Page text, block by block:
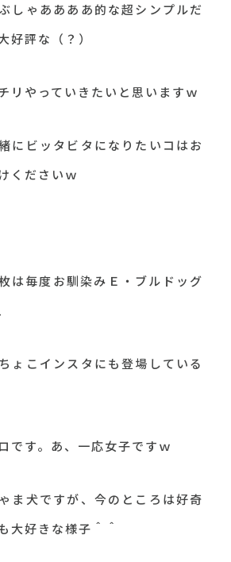
しゃああああ的な超シンプルだ
好評な（？）
リやっていきたいと思いますｗ
にビッタビタになりたいコはお
くださいｗ
は毎度お馴染みＥ・ブルドッグ
ょこインスタにも登場している
です。あ、一応女子ですｗ
ま犬ですが、今のところは好奇
大好きな様子＾＾